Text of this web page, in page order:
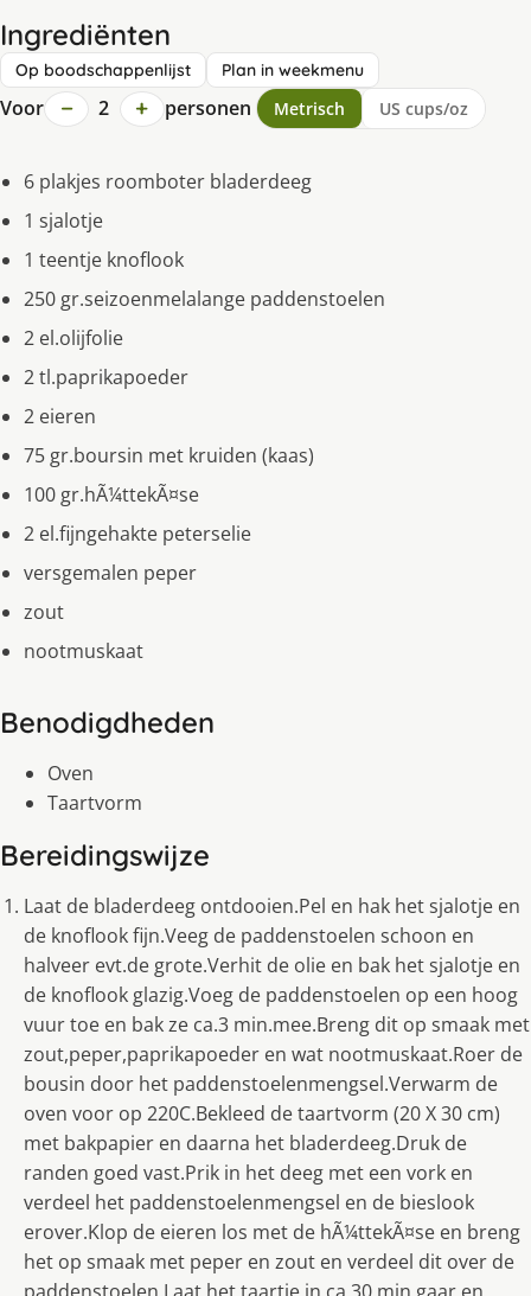
Ingrediënten
Op boodschappenlijst Plan in weekmenu
Voor − 2 + personen Metrisch US cups/oz
6 plakjes roomboter bladerdeeg
1 sjalotje
1 teentje knoflook
250 gr.seizoenmelalange paddenstoelen
2 el.olijfolie
2 tl.paprikapoeder
2 eieren
75 gr.boursin met kruiden (kaas)
100 gr.hÃ¼ttekÃ¤se
2 el.fijngehakte peterselie
versgemalen peper
zout
nootmuskaat
Benodigdheden
Oven
Taartvorm
Bereidingswijze
Laat de bladerdeeg ontdooien.Pel en hak het sjalotje en
de knoflook fijn.Veeg de paddenstoelen schoon en
halveer evt.de grote.Verhit de olie en bak het sjalotje en
de knoflook glazig.Voeg de paddenstoelen op een hoog
vuur toe en bak ze ca.3 min.mee.Breng dit op smaak met
zout,peper,paprikapoeder en wat nootmuskaat.Roer de
bousin door het paddenstoelenmengsel.Verwarm de
oven voor op 220C.Bekleed de taartvorm (20 X 30 cm)
met bakpapier en daarna het bladerdeeg.Druk de
randen goed vast.Prik in het deeg met een vork en
verdeel het paddenstoelenmengsel en de bieslook
erover.Klop de eieren los met de hÃ¼ttekÃ¤se en breng
het op smaak met peper en zout en verdeel dit over de